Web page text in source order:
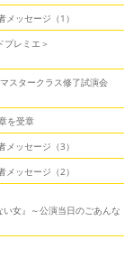
ッセージ（1）
プレミエ＞
スタークラス修了試演会
を受章
ッセージ（3）
ッセージ（2）
女』～公演当日のごあんな